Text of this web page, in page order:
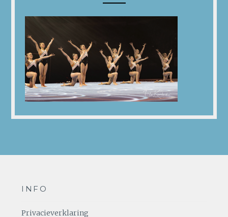
INFO
Privacieverklaring